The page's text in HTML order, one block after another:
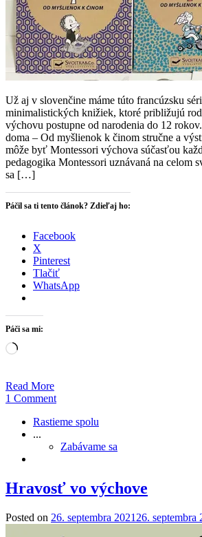
Už aj v slovenčine máme túto francúzsku
minimalistických knižiek, ktoré približujú
výchovu postupne od narodenia do 12
doma – Od myšlienok k činom stručne a
môže byť Montessori výchova súčasťou
pedagogika Montessori uznávaná na celom
sa […]
Páčil sa ti tento článok? Zdieľaj ho:
Facebook
X
Pinterest
Tlačiť
WhatsApp
Páči sa mi:
Loading…
Read More
1 Comment
Rastieme spolu
...
Zabávame sa
Hravosť vo výchove
Posted on 26. septembra 2021 26. septembra